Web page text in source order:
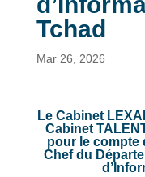
Tchad
Mar 26, 2026
Le Cabinet
Cabinet
pour le compte
Chef du